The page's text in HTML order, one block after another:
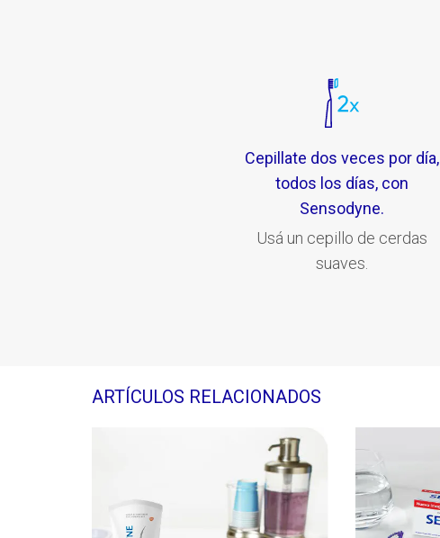
Cepillate dos veces por día,
todos los días, con
Sensodyne.
Usá un cepillo de cerdas
suaves.
ARTÍCULOS RELACIONADOS